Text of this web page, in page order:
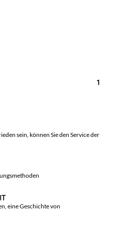
1
sein, können Sie den Service der
eine Geschichte von